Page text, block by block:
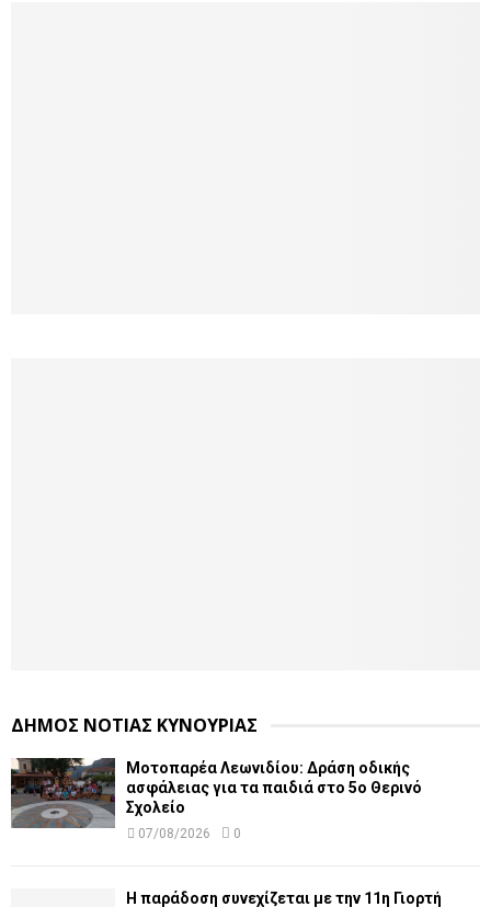
ΔΗΜΟΣ ΝΟΤΙΑΣ ΚΥΝΟΥΡΙΑΣ
Μοτοπαρέα Λεωνιδίου: Δράση οδικής
ασφάλειας για τα παιδιά στο 5ο Θερινό
Σχολείο
07/08/2026 0
Η παράδοση συνεχίζεται με την 11η Γιορτή